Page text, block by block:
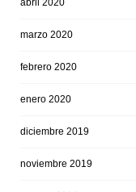
abril 2020
marzo 2020
febrero 2020
enero 2020
diciembre 2019
noviembre 2019